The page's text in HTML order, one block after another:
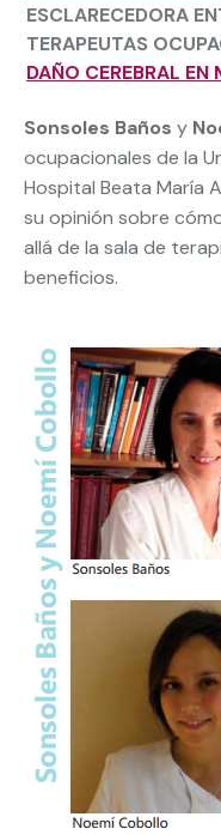
ESCLARECEDORA
TERAPEUTAS
DAÑO CEREBRAL EN
Sonsoles Baños y
ocupacionales de la
Hospital Beata María
su opinión sobre
allá de la sala de
beneficios.